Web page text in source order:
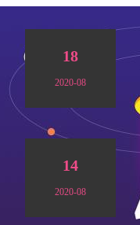
18
2020-08
14
2020-08